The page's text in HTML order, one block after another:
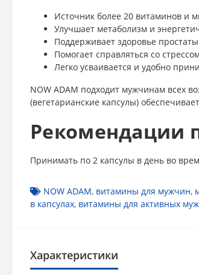
Источник более 20 витаминов и
Улучшает метаболизм и
Поддерживает здоровье
Помогает справляться со
Легко усваивается и удобно
NOW ADAM подходит мужчинам всех
(вегетарианские капсулы)
Рекомендации
Принимать по 2 капсулы в день во
NOW ADAM, витамины для мужчин,
в капсулах, витамины для активных
Характеристики